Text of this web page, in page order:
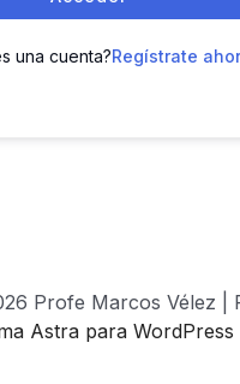
una cuenta?Regístrate
Profe Marcos Vélez |
Astra para WordPress